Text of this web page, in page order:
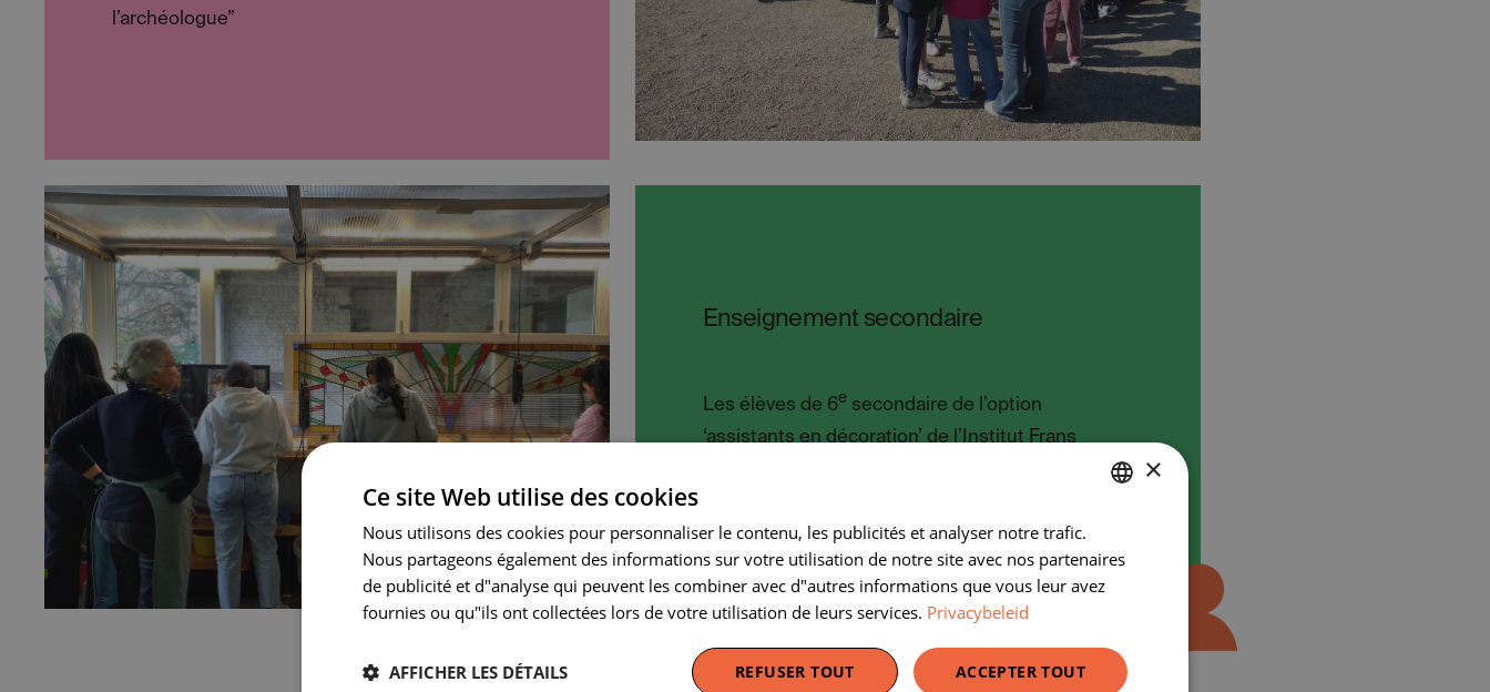
l’archéologue”
Enseignement secondaire
Les élèves de 6e secondaire de l’option
‘assistants en décoration’ de l’Institut Frans
Fischer à Schaerbeek s’initient à la technique du
FRENCH
×
Ce site Web utilise des cookies
Nous utilisons des cookies pour personnaliser le contenu, les publicités et analyser notre trafic.
Nous partageons également des informations sur votre utilisation de notre site avec nos partenaires
de publicité et d"analyse qui peuvent les combiner avec d"autres informations que vous leur avez
fournies ou qu"ils ont collectées lors de votre utilisation de leurs services. Privacybeleid
ACCEPTER TOUT
REFUSER TOUT
AFFICHER LES DÉTAILS